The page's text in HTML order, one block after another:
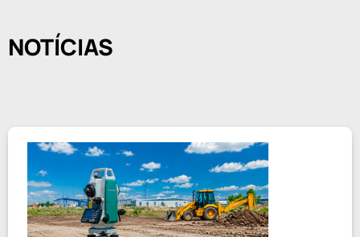
NOTÍCIAS